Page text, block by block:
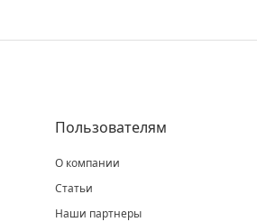
Пользователям
О компании
Статьи
Наши партнеры